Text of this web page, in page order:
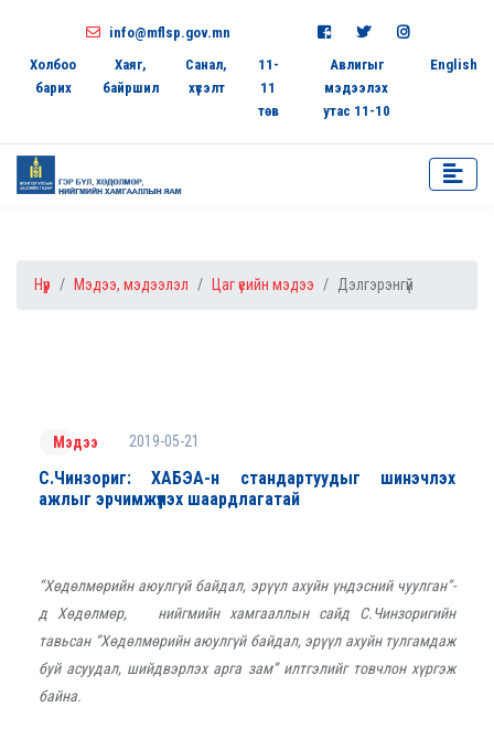
info@mflsp.gov.mn
Холбоо
барих
Хаяг,
байршил
Санал,
хүсэлт
11-
11
төв
Авлигыг
мэдээлэх
утас 11-10
English
Нүүр Мэдээ, мэдээлэл Цаг үеийн мэдээ Дэлгэрэнгүй
Мэдээ 2019-05-21
С.Чинзориг: ХАБЭА-н стандартуудыг шинэчлэх
ажлыг эрчимжүүлэх шаардлагатай
“Хөдөлмөрийн аюулгүй байдал, эрүүл ахуйн үндэсний чуулган”-
д Хөдөлмөр, нийгмийн хамгааллын сайд С.Чинзоригийн
тавьсан “Хөдөлмөрийн аюулгүй байдал, эрүүл ахуйн тулгамдаж
буй асуудал, шийдвэрлэх арга зам” илтгэлийг товчлон хүргэж
байна.